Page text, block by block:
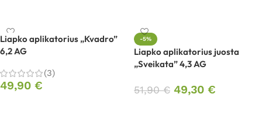
Liapko aplikatorius „Kvadro”
6,2 AG
(3)
49,90 €
-5%
Liapko aplikatorius juosta
„Sveikata” 4,3 AG
51,90€ 49,30 €